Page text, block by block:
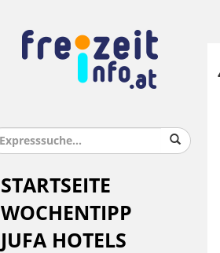
STARTSEITE
WOCHENTIPP
JUFA HOTELS